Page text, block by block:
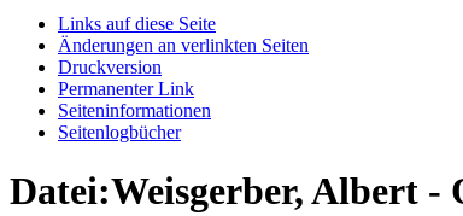
Links auf diese Seite
Änderungen an verlinkten Seiten
Druckversion
Permanenter Link
Seiten­informationen
Seitenlogbücher
Datei:Weisgerber, Albert -